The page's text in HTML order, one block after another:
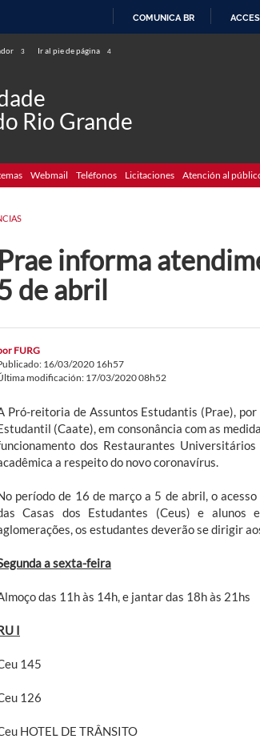
COMUNICA BR
3 Ir al pie de página 4
Rio Grande
Webmail Teléfonos Licitaciones Atención al
Prae informa
de abril
FURG
16/03/2020 16h57
modificación: 17/03/2020 08h52
Pró-reitoria de Assuntos Estudantis (Prae),
(Caate), em consonância com as
dos Restaurantes
a respeito do novo coronavírus.
período de 16 de março a 5 de abril, o
Casas dos Estudantes (Ceus) e alunos
os estudantes deverão se dirigir
a sexta-feira
das 11h às 14h, e jantar das 18h às 21hs
I
145
126
HOTEL DE TRÂNSITO